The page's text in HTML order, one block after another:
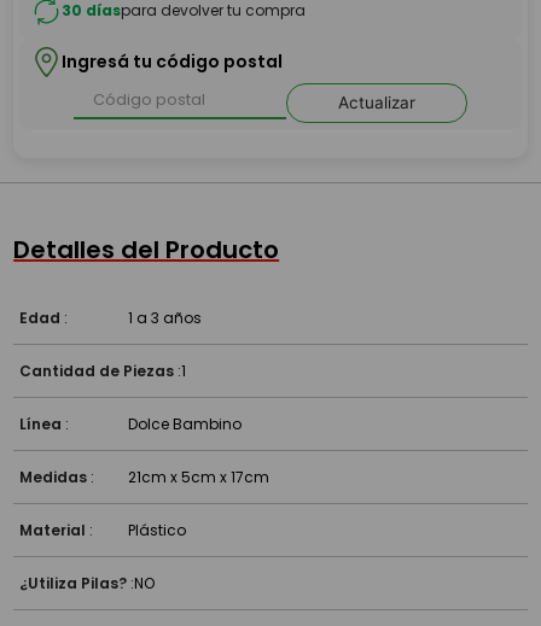
30 díaspara devolver tu compra
Ingresá tu código postal
Actualizar
Detalles del Producto
Edad : 1 a 3 años
Cantidad de Piezas :1
Línea : Dolce Bambino
Medidas : 21cm x 5cm x 17cm
Material : Plástico
¿Utiliza Pilas? :NO